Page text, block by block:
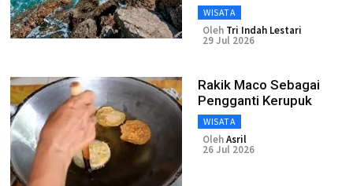
WISATA
Oleh Tri Indah Lestari
29 Jul 2026
Rakik Maco Sebagai
Pengganti Kerupuk
WISATA
OlehAsril
26 Jul 2026